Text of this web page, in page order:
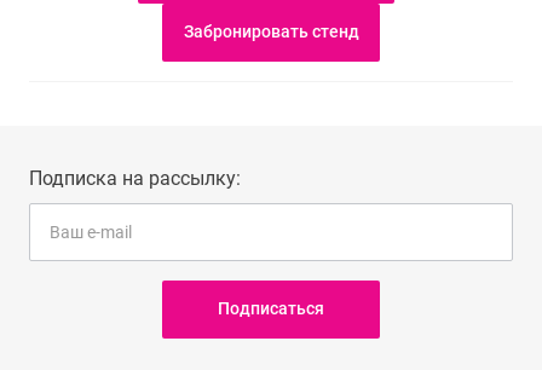
Забронировать стенд
Подписка на рассылку:
Подписаться